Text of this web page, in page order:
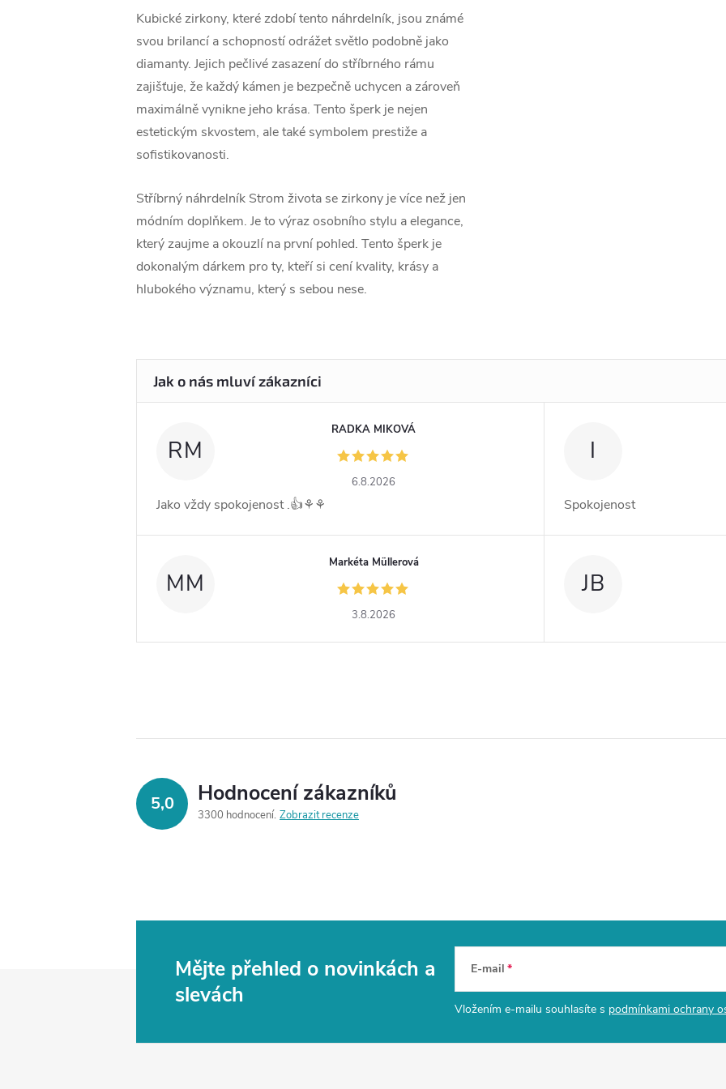
Kubické zirkony, které zdobí tento náhrdelník, jsou známé
svou brilancí a schopností odrážet světlo podobně jako
diamanty. Jejich pečlivé zasazení do stříbrného rámu
zajišťuje, že každý kámen je bezpečně uchycen a zároveň
maximálně vynikne jeho krása. Tento šperk je nejen
estetickým skvostem, ale také symbolem prestiže a
sofistikovanosti.
Stříbrný náhrdelník Strom života se zirkony je více než jen
módním doplňkem. Je to výraz osobního stylu a elegance,
který zaujme a okouzlí na první pohled. Tento šperk je
dokonalým dárkem pro ty, kteří si cení kvality, krásy a
hlubokého významu, který s sebou nese.
RM
RADKA MIKOVÁ
6.8.2026
Jako vždy spokojenost .👍⚘️⚘️
I
Spokojenost
MM
Markéta Müllerová
3.8.2026
JB
5,0 Hodnocení zákazníků
3300 hodnocení Zobrazit recenze
Mějte přehled o novinkách a
slevách
E-mail
Vložením e-mailu souhlasíte s podmínkami ochrany